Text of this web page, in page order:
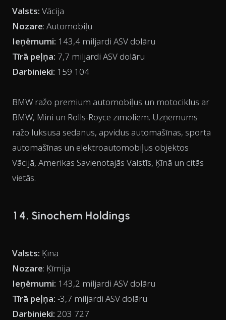
Valsts: Vācija
Nozare: Automobiļu
Ieņēmumi: 143,4 miljardi ASV dolāru
Tīrā peļņa: 7,7 miljardi ASV dolāru
Darbinieki: 159 104
BMW ražo premium automobiļus un motociklus ar
BMW, Mini un Rolls-Royce zīmoliem. Uzņēmums
ražo luksusa sedanus, apvidus automašīnas, sporta
automašīnas un elektroautomobiļus objektos
Vācijā, Amerikas Savienotajās Valstīs, Ķīnā un citās
vietās.
14. Sinochem Holdings
Valsts: Ķīna
Nozare: Ķīmija
Ieņēmumi: 143,2 miljardi ASV dolāru
Tīrā peļņa: -3,7 miljardi ASV dolāru
Darbinieki: 203 727